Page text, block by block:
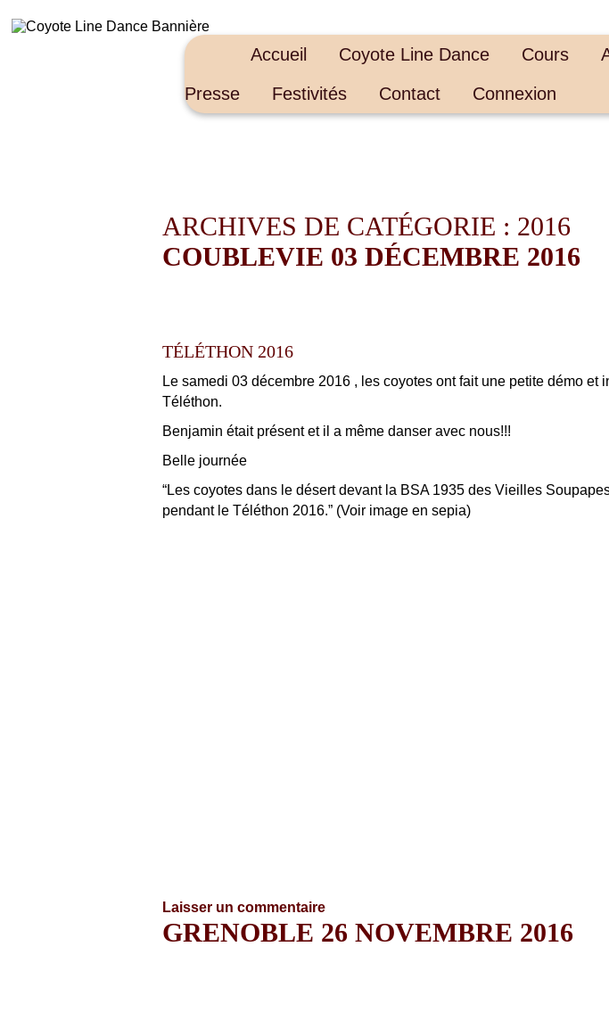
Accueil Coyote Line Dance Cours
Presse
Festivités Contact Connexion
ARCHIVES DE CATÉGORIE : 2016
COUBLEVIE 03 DÉCEMBRE 2016
TÉLÉTHON 2016
Le samedi 03 décembre 2016 , les coyotes ont fait une petite démo et
Téléthon.
Benjamin était présent et il a même danser avec nous!!!
Belle journée
“Les coyotes dans le désert devant la BSA 1935 des Vieilles
pendant le Téléthon 2016.” (Voir image en sepia)
Laisser un commentaire
GRENOBLE 26 NOVEMBRE 2016